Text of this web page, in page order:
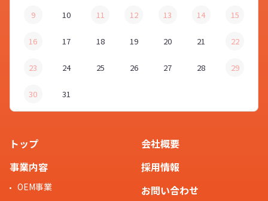
9 10 11 12 13 14 15
16 17 18 19 20 21 22
23 24 25 26 27 28 29
30 31
トップ
事業内容
OEM事業
会社概要
採用情報
お問い合わせ